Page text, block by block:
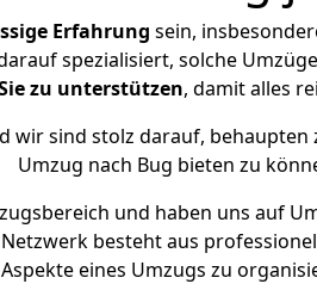
Erfahrung sein,
spezialisiert, solche
zu unterstützen, damit alles
wir sind stolz darauf,
Umzug nach Bug bieten zu
und haben uns auf
besteht aus
Aspekte eines Umzugs zu